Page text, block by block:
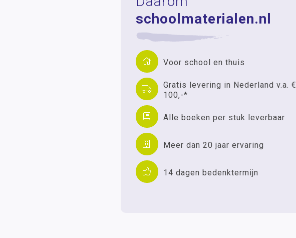
schoolmaterialen.nl
Voor school en thuis
Gratis levering in Nederland v.a. €
100,-*
Alle boeken per stuk leverbaar
Meer dan 20 jaar ervaring
14 dagen bedenktermijn